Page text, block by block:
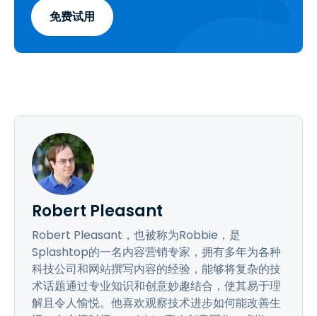
免费试用
Robert Pleasant
Robert Pleasant，也被称为Robbie，是
Splashtop的一名内容营销专家，拥有多年为各种
科技公司和网站撰写内容的经验，能够将复杂的技
术话题通过专业知识和创意妙趣结合，使其易于理
解且令人愉悦。他喜欢观察技术进步如何能改善生